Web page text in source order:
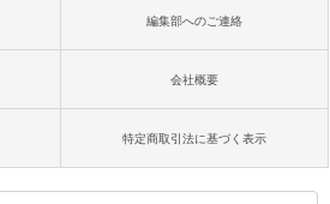
編集部へのご連絡
会社概要
特定商取引法に基づく表示